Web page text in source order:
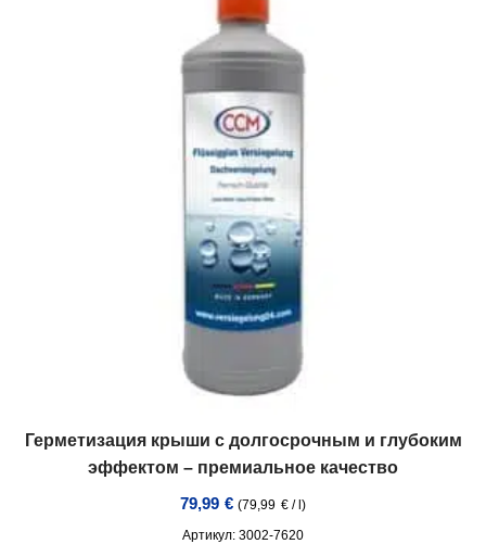
Герметизация крыши с долгосрочным и глубоким
эффектом – премиальное качество
79,99 € (79,99 € /l)
Артикул: 3002-7620